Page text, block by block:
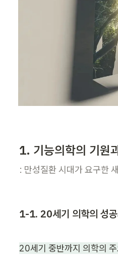
1. 기능의학의 기원
: 만성질환 시대가 요구한
1-1. 20세기 의학의 성
20세기 중반까지 의학의